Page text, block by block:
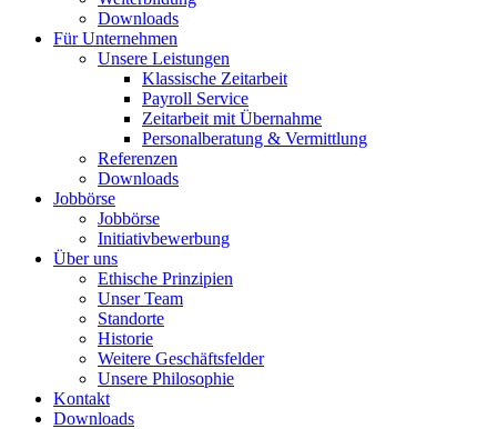
Downloads
Für Unternehmen
Unsere Leistungen
Klassische Zeitarbeit
Payroll Service
Zeitarbeit mit Übernahme
Personalberatung & Vermittlung
Referenzen
Downloads
Jobbörse
Jobbörse
Initiativbewerbung
Über uns
Ethische Prinzipien
Unser Team
Standorte
Historie
Weitere Geschäftsfelder
Unsere Philosophie
Kontakt
Downloads